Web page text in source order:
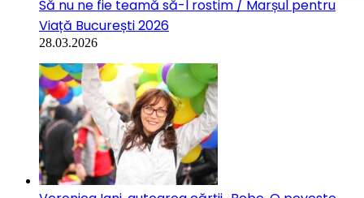
Să nu ne fie teamă să-l rostim / Marșul pentru
Viață București 2026
28.03.2026